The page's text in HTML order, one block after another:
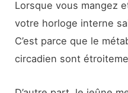
Lorsque vous mangez
votre horloge interne
C’est parce que le
circadien sont